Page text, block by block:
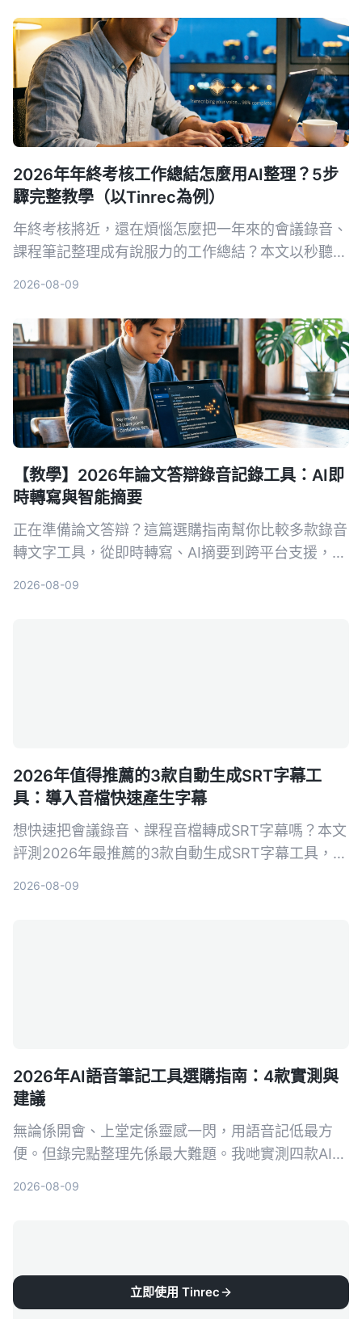
2026年年終考核工作總結怎麼用AI整理？5步
驟完整教學（以Tinrec為例）
年終考核將近，還在煩惱怎麼把一年來的會議錄音、
課程筆記整理成有說服力的工作總結？本文以秒聽錄
提取關鍵績效，輕鬆完成年度自我評估。
2026-08-09
【教學】2026年論文答辯錄音記錄工具：AI即
時轉寫與智能摘要
正在準備論文答辯？這篇選購指南幫你比較多款錄音
轉文字工具，從即時轉寫、AI摘要到跨平台支援，推
2026-08-09
2026年值得推薦的3款自動生成SRT字幕工
具：導入音檔快速產生字幕
想快速把會議錄音、課程音檔轉成SRT字幕嗎？本文
評測2026年最推薦的3款自動生成SRT字幕工具，並
2026-08-09
2026年AI語音筆記工具選購指南：4款實測與
建議
無論係開會、上堂定係靈感一閃，用語音記低最方
便。但錄完點整理先係最大難題。我哋實測四款AI語
2026-08-09
立即使用 Tinrec